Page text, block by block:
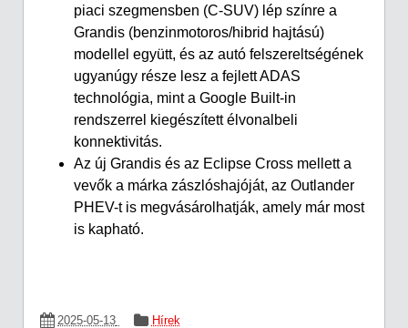
piaci szegmensben (C-SUV) lép színre a
Grandis (benzinmotoros/hibrid hajtású)
modellel együtt, és az autó felszereltségének
ugyanúgy része lesz a fejlett ADAS
technológia, mint a Google Built-in
rendszerrel kiegészített élvonalbeli
konnektivitás.
Az új Grandis és az Eclipse Cross mellett a
vevők a márka zászlóshajóját, az Outlander
PHEV-t is megvásárolhatják, amely már most
is kapható.
2025-05-13 Hírek